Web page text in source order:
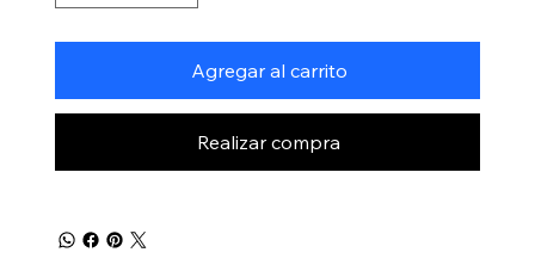
Agregar al carrito
Realizar compra